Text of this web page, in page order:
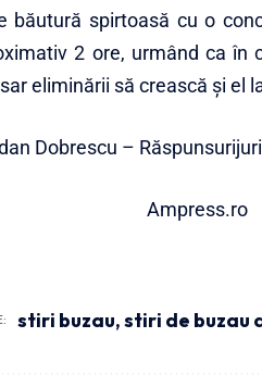
băutură spirtoasă cu o
2 ore, urmând ca în
eliminării să crească şi el
Dobrescu –
stiri buzau,stiri de buzau